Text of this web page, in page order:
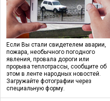
Если Вы стали свидетелем аварии,
пожара, необычного погодного
явления, провала дороги или
прорыва теплотрассы, сообщите об
этом в ленте народных новостей.
Загружайте фотографии через
специальную форму.